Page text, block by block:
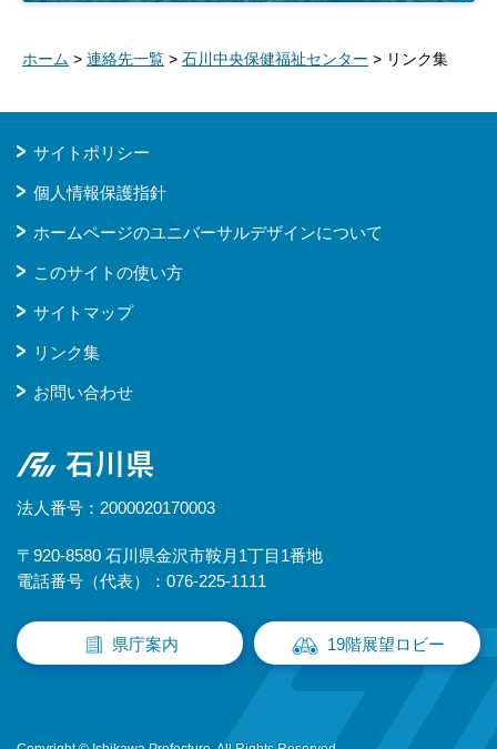
ホーム > 連絡先一覧 > 石川中央保健福祉センター > リンク集
サイトポリシー
個人情報保護指針
ホームページのユニバーサルデザインについて
このサイトの使い方
サイトマップ
リンク集
お問い合わせ
石川県
法人番号：2000020170003
〒920-8580 石川県金沢市鞍月1丁目1番地
電話番号（代表）：076-225-1111
県庁案内 19階展望ロビー